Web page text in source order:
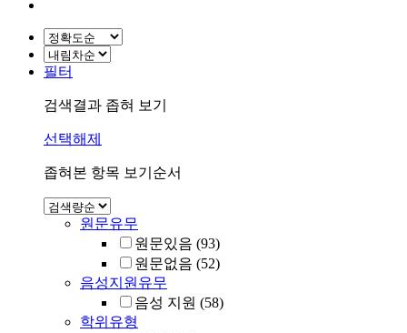
필터
검색결과 좁혀 보기
선택해제
좁혀본 항목 보기순서
원문유무
원문있음 (93)
원문없음 (52)
음성지원유무
음성 지원 (58)
학위유형